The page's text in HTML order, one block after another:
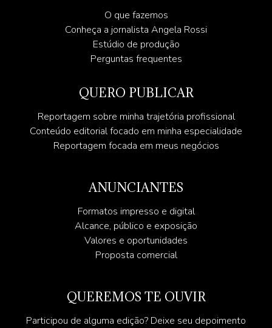
O que fazemos
Conheça a jornalista Angela Rossi
Estúdio de produção
Perguntas frequentes
QUERO PUBLICAR
Reportagem sobre minha trajetória profissional
Conteúdo editorial focado em minha especialidade
Reportagem focada em meus negócios
ANUNCIANTES
Formatos impresso e digital
Alcance, público e exposição
Valores e oportunidades
Proposta comercial
QUEREMOS TE OUVIR
Participou de alguma edição? Deixe seu depoimento